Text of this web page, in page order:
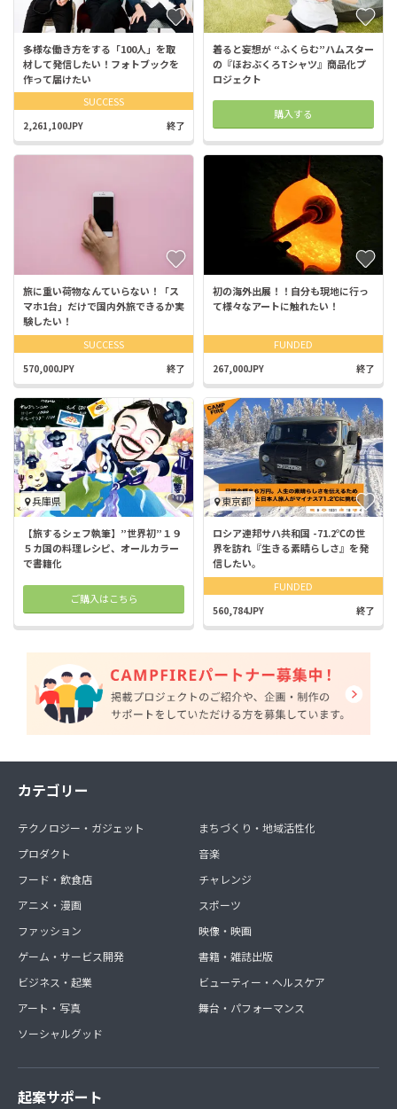
多様な働き方をする「100人」を取
材して発信したい！フォトブックを
作って届けたい
SUCCESS
2,261,100JPY 終了
着ると妄想が “ふくらむ”ハムスター
の『ほおぶくろTシャツ』商品化プ
ロジェクト
購入する
旅に重い荷物なんていらない！「ス
マホ1台」だけで国内外旅できるか実
験したい！
SUCCESS
570,000JPY 終了
初の海外出展！！自分も現地に行っ
て様々なアートに触れたい！
FUNDED
267,000JPY 終了
兵庫県
【旅するシェフ執筆】”世界初”１９
５カ国の料理レシピ、オールカラー
で書籍化
ご購入はこちら
東京都
ロシア連邦サハ共和国 -71.2℃の世
界を訪れ『生きる素晴らしさ』を発
信したい。
FUNDED
560,784JPY 終了
カテゴリー
テクノロジー・ガジェット
プロダクト
フード・飲食店
アニメ・漫画
ファッション
ゲーム・サービス開発
ビジネス・起業
アート・写真
ソーシャルグッド
まちづくり・地域活性化
音楽
チャレンジ
スポーツ
映像・映画
書籍・雑誌出版
ビューティー・ヘルスケア
舞台・パフォーマンス
起案サポート